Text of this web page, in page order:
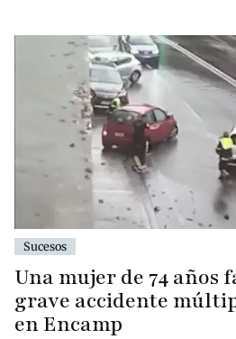
Sucesos
Una mujer de 74 años
grave accidente
en Encamp